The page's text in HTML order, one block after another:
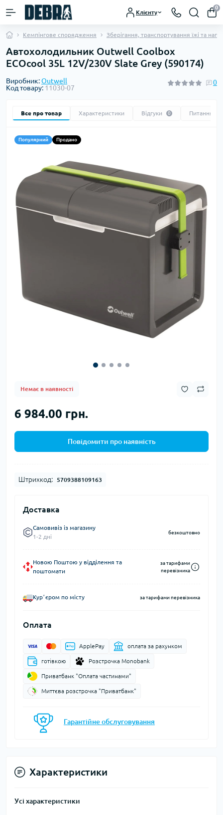
Клієнту
0
Кемпінгове спорядження Зберігання, транспортування їжі та
Автохолодильник Outwell Coolbox
ECOcool 35L 12V/230V Slate Grey (590174)
Виробник:Outwell
Код товару: 11030-07
0
Все про товар Характеристики Відгуки 0 Питання
Популярний Продано
Немає в наявності
6 984.00 грн.
Повідомити про наявність
Штрихкод: 5709388109163
Доставка
Самовивіз із магазину
1-2 дні
безкоштовно
Новою Поштою у відділення та
поштомати
за тарифами
перевізника
Курʼєром по місту за тарифами перевізника
Оплата
ApplePay оплата за рахунком
готівкою Розстрочка Monobank
Приватбанк "Оплата частинами"
Миттєва розстрочка "Приватбанк"
Гарантійне обслуговування
Характеристики
Усі характеристики